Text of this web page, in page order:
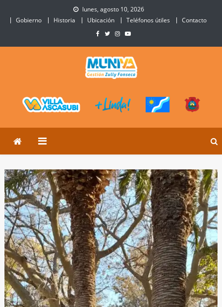
lunes, agosto 10, 2026
Gobierno
Historia Ubicación Teléfonos útiles Contacto
Ascasubi